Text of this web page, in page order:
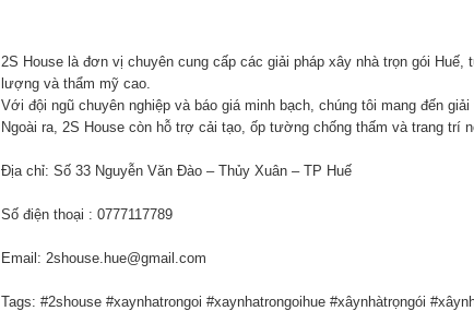
2S House là đơn vị chuyên cung cấp các giải pháp xây nhà trọn gói
lượng và thẩm mỹ cao.
Với đội ngũ chuyên nghiệp và báo giá minh bạch, chúng tôi mang đến
Ngoài ra, 2S House còn hỗ trợ cải tạo, ốp tường chống thấm và trang trí
Địa chỉ: Số 33 Nguyễn Văn Đào – Thủy Xuân – TP Huế
Số điện thoại : 0777117789
Email: 2shouse.hue@gmail.com
Tags: #2shouse #xaynhatrongoi #xaynhatrongoihue #xâynhàtrọngói